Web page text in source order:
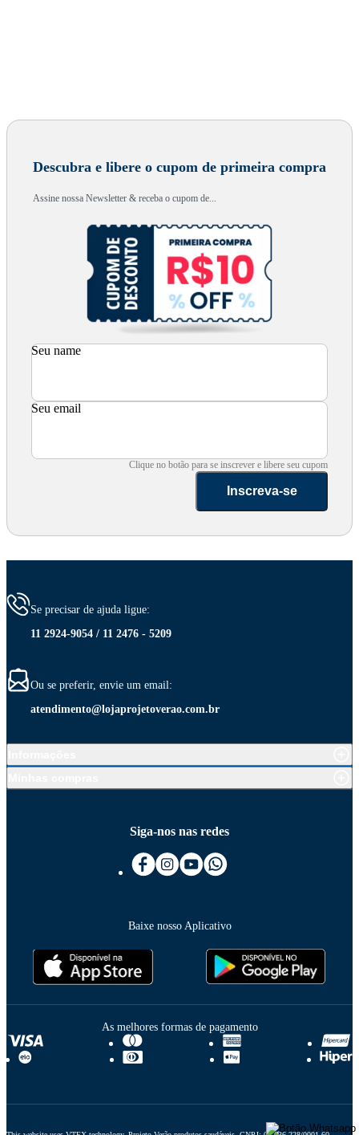
Descubra e libere o cupom de primeira compra
Assine nossa Newsletter & receba o cupom de...
Seu name
Seu email
Clique no botão para se inscrever e libere seu cupom
Inscreva-se
Se precisar de ajuda ligue:
11 2924-9054 / 11 2476 - 5209
Ou se preferir, envie um email:
atendimento@lojaprojetoverao.com.br
Siga-nos nas redes
Baixe nosso Aplicativo
As melhores formas de pagamento